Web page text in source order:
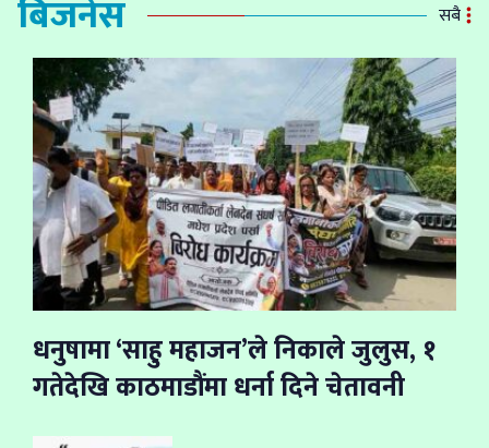
बिजनेस सबै
धनुषामा ‘साहु महाजन’ले निकाले जुलुस, १
गतेदेखि काठमाडौंमा धर्ना दिने चेतावनी